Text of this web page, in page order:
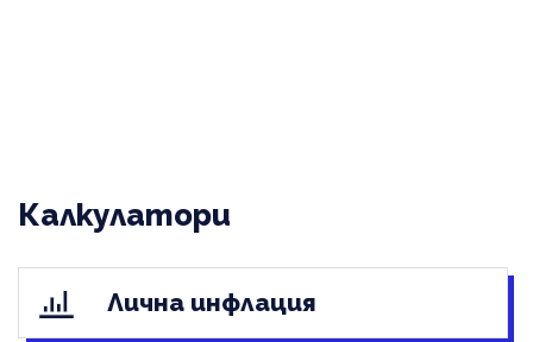
Калкулатори
Лична инфлация